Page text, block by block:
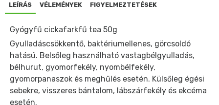
LEÍRÁS VÉLEMÉNYEK FIGYELMEZTETÉSEK
Gyógyfű cickafarkfű tea 50g
Gyulladáscsökkentő, baktériumellenes, görcsoldó
hatású. Belsőleg használható vastagbélgyulladás,
bélhurut, gyomorfekély, nyombélfekély,
gyomorpanaszok és meghűlés esetén. Külsőleg égési
sebekre, visszeres bántalom, lábszárfekély és ekcéma
esetén.